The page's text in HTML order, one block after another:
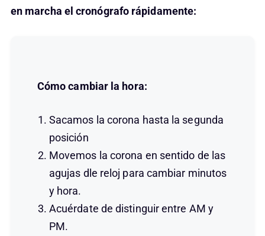
en marcha el cronógrafo rápidamente:
Cómo cambiar la hora:
Sacamos la corona hasta la segunda
posición
Movemos la corona en sentido de las
agujas dle reloj para cambiar minutos
y hora.
Acuérdate de distinguir entre AM y
PM.